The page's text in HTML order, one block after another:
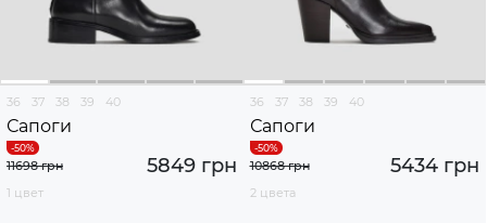
36 37 38 39 40
Сапоги
5849 грн
11698 грн
1 цвет
36 37 38 39 40
Сапоги
5434 грн
10868 грн
2 цвета